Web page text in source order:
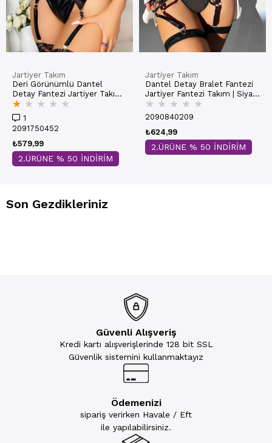
Jartiyer Takım
Deri Görünümlü Dantel
Detay Fantezi Jartiyer Takım |
Siyah 3764
★ ★ ★ ★ ★
1
2091750452
₺579,99
2.ÜRÜNE % 50 İNDİRİM
Jartiyer Takım
Dantel Detay Bralet Fantezi
Jartiyer Fantezi Takım | Siyah
3767
★ ★ ★ ★ ★
2090840209
₺624,99
2.ÜRÜNE % 50 İNDİRİM
Son Gezdikleriniz
Güvenli Alışveriş
Kredi kartı alışverişlerinde 128 bit SSL
Güvenlik sistemini kullanmaktayız
Ödemenizi
sipariş verirken Havale / Eft
ile yapılabilirsiniz.